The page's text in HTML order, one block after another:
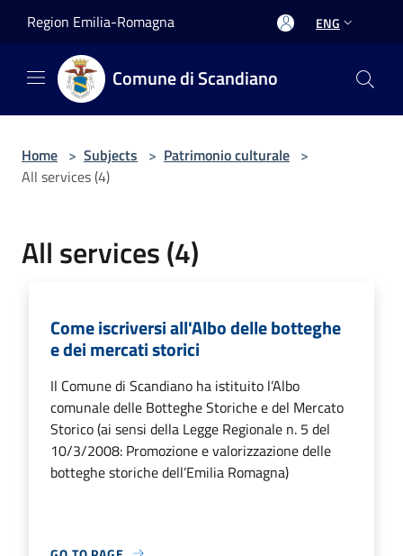
Region Emilia-Romagna ENG
Comune di Scandiano
Home > Subjects > Patrimonio culturale >
All services (4)
All services (4)
Come iscriversi all'Albo delle botteghe
e dei mercati storici
Il Comune di Scandiano ha istituito l’Albo
comunale delle Botteghe Storiche e del Mercato
Storico (ai sensi della Legge Regionale n. 5 del
10/3/2008: Promozione e valorizzazione delle
botteghe storiche dell’Emilia Romagna)